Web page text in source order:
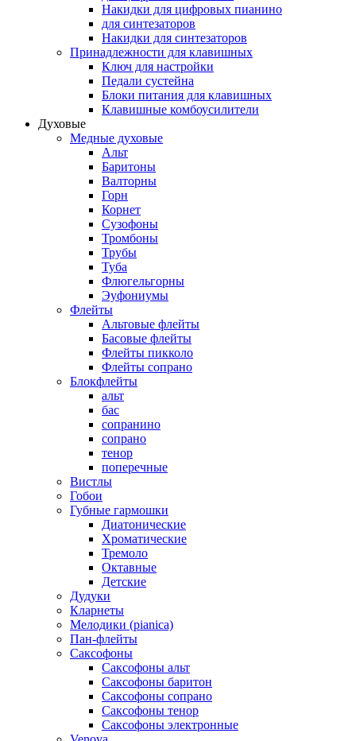
Накидки для цифровых пианино
для синтезаторов
Накидки для синтезаторов
Принадлежности для клавишных
Ключ для настройки
Педали сустейна
Блоки питания для клавишных
Клавишные комбоусилители
Духовые
Медные духовые
Альт
Баритоны
Валторны
Горн
Корнет
Сузофоны
Тромбоны
Трубы
Туба
Флюгельгорны
Эуфониумы
Флейты
Альтовые флейты
Басовые флейты
Флейты пикколо
Флейты сопрано
Блокфлейты
альт
бас
сопранино
сопрано
тенор
поперечные
Вистлы
Гобои
Губные гармошки
Диатонические
Хроматические
Тремоло
Октавные
Детские
Дудуки
Кларнеты
Мелодики (pianica)
Пан-флейты
Саксофоны
Саксофоны альт
Саксофоны баритон
Саксофоны сопрано
Саксофоны тенор
Саксофоны электронные